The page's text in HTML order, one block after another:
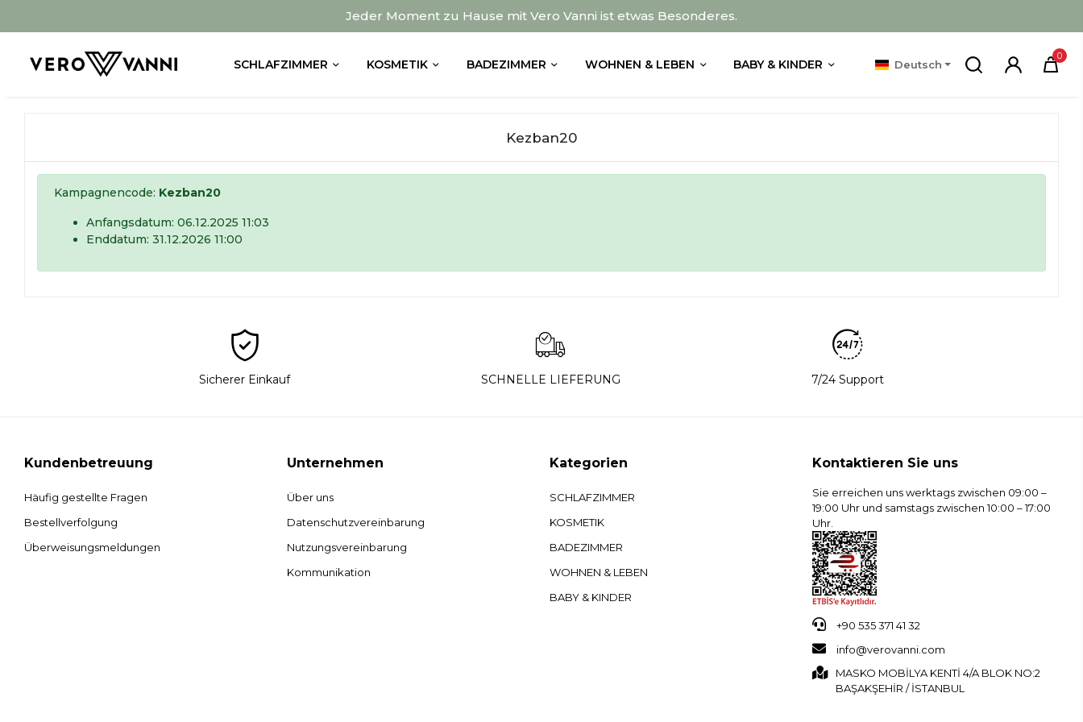
Jeder Moment zu Hause mit Vero Vanni ist etwas Besonderes.
SCHLAFZIMMER KOSMETIK BADEZIMMER WOHNEN & LEBEN BABY & KINDER Deutsch
0
Kezban20
Kampagnencode: Kezban20
Anfangsdatum: 06.12.2025 11:03
Enddatum: 31.12.2026 11:00
Sicherer Einkauf SCHNELLE LIEFERUNG 7/24 Support
Kundenbetreuung
Häufig gestellte Fragen
Bestellverfolgung
Überweisungsmeldungen
Unternehmen
Über uns
Datenschutzvereinbarung
Nutzungsvereinbarung
Kommunikation
Kategorien
SCHLAFZIMMER
KOSMETIK
BADEZIMMER
WOHNEN & LEBEN
BABY & KINDER
Kontaktieren Sie uns
Sie erreichen uns werktags zwischen 09:00 –
19:00 Uhr und samstags zwischen 10:00 – 17:00
Uhr.
+90 535 371 41 32
info@verovanni.com
MASKO MOBİLYA KENTİ 4/A BLOK NO:2
BAŞAKŞEHİR / İSTANBUL